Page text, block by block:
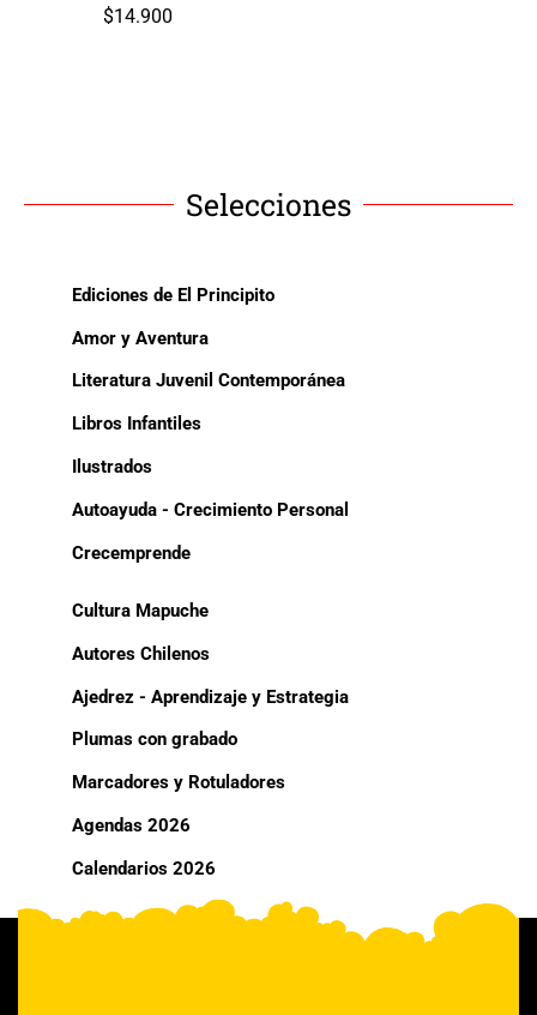
$14.900
Selecciones
Ediciones de El Principito
Amor y Aventura
Literatura Juvenil Contemporánea
Libros Infantiles
Ilustrados
Autoayuda - Crecimiento Personal
Crecemprende
Cultura Mapuche
Autores Chilenos
Ajedrez - Aprendizaje y Estrategia
Plumas con grabado
Marcadores y Rotuladores
Agendas 2026
Calendarios 2026